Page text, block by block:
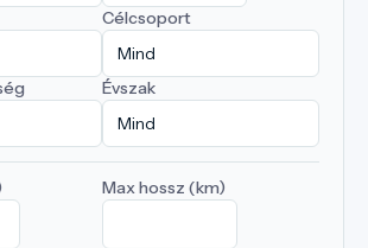
Célcsoport
Évszak
Max hossz (km)